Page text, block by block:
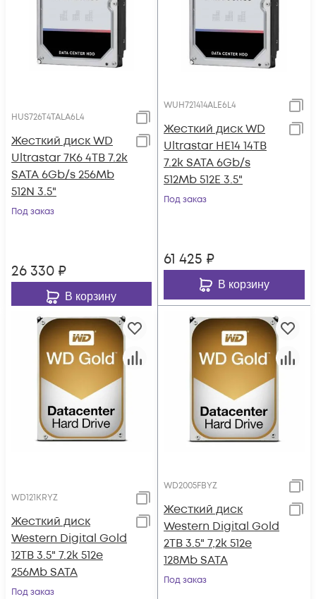
HUS726T4TALA6L4
Жесткий диск WD
Ultrastar 7K6 4TB 7.2k
SATA 6Gb/s 256Mb
512N 3.5"
Под заказ
26 330 ₽
В корзину
WUH721414ALE6L4
Жесткий диск WD
Ultrastar HE14 14TB
7.2k SATA 6Gb/s
512Mb 512E 3.5"
Под заказ
61 425 ₽
В корзину
WD121KRYZ
Жесткий диск
Western Digital Gold
12TB 3.5" 7.2k 512e
256Mb SATA
Под заказ
WD2005FBYZ
Жесткий диск
Western Digital Gold
2TB 3.5" 7,2k 512e
128Mb SATA
Под заказ